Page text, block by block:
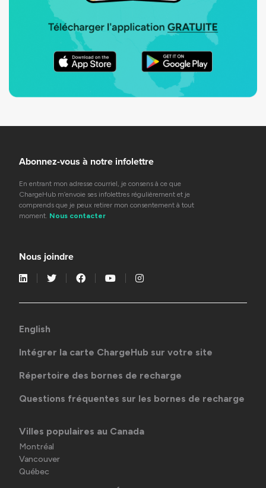
Abonnez-vous à notre infolettre
En entrant mon adresse courriel, je consens à ce que
ChargeHub m’envoie ses infolettres régulièrement et je
comprends que je peux retirer mon consentement à tout
moment. Nous contacter
Nous joindre
English
Intégrer la carte ChargeHub sur votre site
Répertoire des bornes de recharge
Questions fréquentes sur les bornes de recharge
Villes populaires au Canada
Montréal
Vancouver
Québec